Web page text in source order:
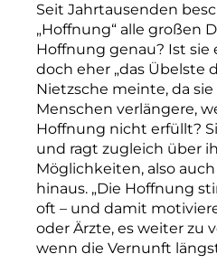
Seit Jahrtausenden
„Hoffnung“ alle großen
Hoffnung genau? Ist sie
doch eher „das Übelste
Nietzsche meinte, da sie
Menschen verlängere,
Hoffnung nicht erfüllt?
und ragt zugleich über
Möglichkeiten, also
hi­naus. „Die Hoffnung
oft – und damit
oder Ärzte, es weiter zu
wenn die Vernunft